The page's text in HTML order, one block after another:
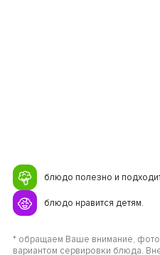
блюдо полезно и
блюдо нравится детям.
* обращаем Ваше внимание,
вариантом сервировки блюда.